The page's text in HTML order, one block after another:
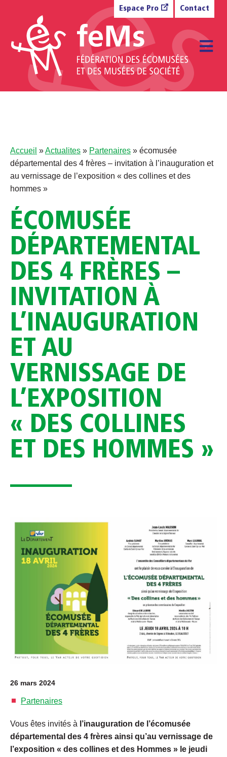
Espace Pro Contact
Accueil »Actualites » Partenaires » écomusée
départemental des 4 frères – invitation à l’inauguration et
au vernissage de l’exposition « des collines et des
hommes »
ÉCOMUSÉE
DÉPARTEMENTAL
DES 4 FRÈRES –
INVITATION À
L’INAUGURATION
ET AU
VERNISSAGE DE
L’EXPOSITION
« DES COLLINES
ET DES HOMMES »
26 mars 2024
Partenaires
Vous êtes invités à l’inauguration de l’écomusée
départemental des 4 frères ainsi qu’au vernissage de
l’exposition « des collines et des Hommes » le jeudi